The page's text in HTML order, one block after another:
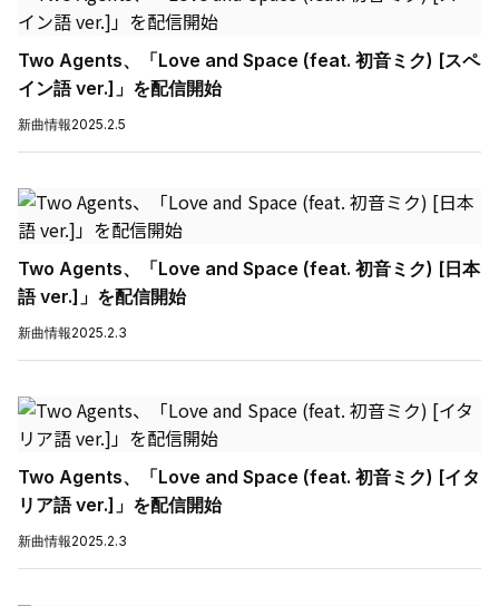
Two Agents、「Love and Space (feat. 初音ミク) [スペ
イン語 ver.]」を配信開始
新曲情報2025.2.5
Two Agents、「Love and Space (feat. 初音ミク) [日本
語 ver.]」を配信開始
新曲情報2025.2.3
Two Agents、「Love and Space (feat. 初音ミク) [イタ
リア語 ver.]」を配信開始
新曲情報2025.2.3